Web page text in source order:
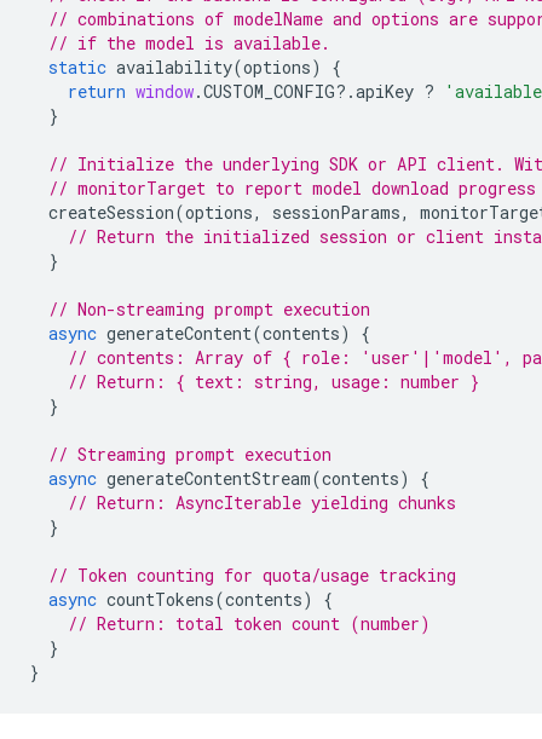
// combinations of modelName and options are
// if the model is available.
static availability(options)
{
return window.CUSTOM_CONFIG? .apiKey ?
}
// Initialize the underlying SDK or API client.
// monitorTarget to report model download
createSession(options, sessionParams,
// Return the initialized session or client
}
// Non-streaming prompt execution
async generateContent(contents)
{
// contents: Array of { role: 'user'|'model',
// Return: { text: string, usage: number }
}
// Streaming prompt execution
async generateContentStream(contents)
{
// Return: AsyncIterable yielding chunks
}
// Token counting for quota/usage tracking
async countTokens(contents)
{
// Return: total token count (number)
}
}